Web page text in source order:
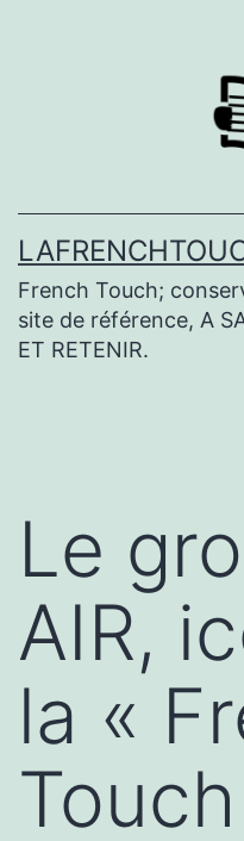
French Touch;
site de référence, A
ET RETENIR.
Le
AIR,
la «